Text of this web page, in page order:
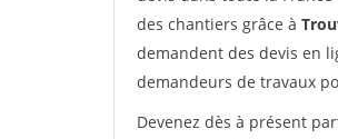
des chantiers grâce à
demandent des devis en
demandeurs de travaux
Devenez dès à présent